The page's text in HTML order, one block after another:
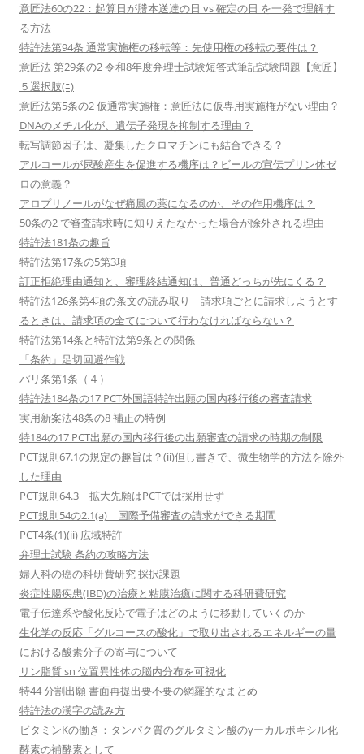
意匠法60の22：起算日が謄本送達の日 vs 確定の日 を一発で理解す
る方法
特許法第94条 通常実施権の移転等：先使用権の移転の要件は？
意匠法 第29条の2 令和8年度弁理士試験短答式筆記試験問題【意匠】
５選択肢(ﾆ)
意匠法第5条の2 仮通常実施権：意匠法に仮専用実施権がない理由？
DNAのメチル化が、遺伝子発現を抑制する理由？
転写調節因子は、凝集したクロマチンにも結合できる？
アルコールが尿酸産生を促進する機序は？ビールの宣伝プリン体ゼ
ロの意義？
アロプリノールがなぜ痛風の薬になるのか、その作用機序は？
50条の2 で審査請求時に知りえたなかった場合が除外される理由
特許法181条の趣旨
特許法第17条の5第3項
訂正拒絶理由通知と、審理終結通知は、普通どっちが先にくる？
特許法126条第4項の条文の読み取り 請求項ごとに請求しようとす
るときは、請求項の全てについて行わなければならない？
特許法第14条と特許法第9条との関係
「条約」足切回避作戦
パリ条第1条（４）
特許法184条の17 PCT外国語特許出願の国内移行後の審査請求
実用新案法48条の8 補正の特例
特184の17 PCT出願の国内移行後の出願審査の請求の時期の制限
PCT規則67.1の規定の趣旨は？(ii)但し書きで、微生物学的方法を除外
した理由
PCT規則64.3 拡大先願はPCTでは採用せず
PCT規則54の2.1(a) 国際予備審査の請求ができる期間
PCT4条(1)(ii) 広域特許
弁理士試験 条約の攻略方法
婦人科の癌の科研費研究 採択課題
炎症性腸疾患(IBD)の治療と粘膜治癒に関する科研費研究
電子伝達系や酸化反応で電子はどのように移動していくのか
生化学の反応「グルコースの酸化」で取り出されるエネルギーの量
における酸素分子の寄与について
リン脂質 sn 位置異性体の脳内分布を可視化
特44 分割出願 書面再提出要不要の網羅的なまとめ
特許法の漢字の読み方
ビタミンKの働き：タンパク質のグルタミン酸のγーカルボキシル化
酵素の補酵素として